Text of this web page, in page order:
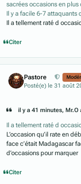
sacrées occasions en plus
Il y a facile 6-7 attaquants
Il a tellement raté d
Citer
Pastore
Posté(e) le 31 août
il y a 41 minutes, Mr.O
Il a tellement raté d
L’occasion qu’il rate en
face c’était Madagascar
d’occasions pour marquer
Citer